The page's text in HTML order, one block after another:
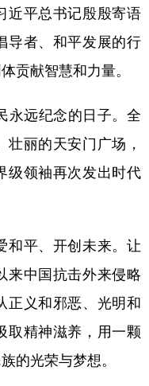
近平总书记殷殷寄语
导者、和平发展的行
贡献智慧和力量。
远纪念的日子。全
丽的天安门广场，
级领袖再次发出时代
平、开创未来。让
来中国抗击外来侵略
正义和邪恶、光明和
取精神滋养，用一颗
的光荣与梦想。